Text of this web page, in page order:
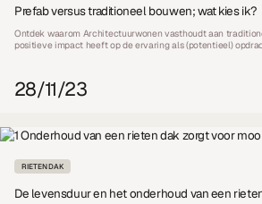
Prefab versus traditioneel bouwen; wat kies ik?
Ontdek waarom Architectuurwonen vasthoudt aan
positieve impact heeft op de ervaring als (potentieel)
28/11/23
RIETEN DAK
De levensduur en het onderhoud van een